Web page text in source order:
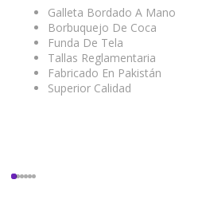
Galleta Bordado A Mano
Borbuquejo De Coca
Funda De Tela
Tallas Reglamentaria
Fabricado En Pakistán
Superior Calidad